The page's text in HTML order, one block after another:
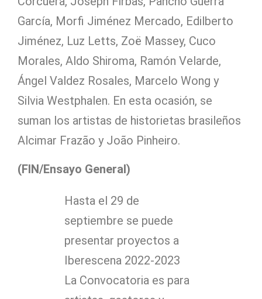
García, Morfi Jiménez Mercado, Edilberto
Jiménez, Luz Letts, Zoë Massey, Cuco
Morales, Aldo Shiroma, Ramón Velarde,
Ángel Valdez Rosales, Marcelo Wong y
Silvia Westphalen. En esta ocasión, se
suman los artistas de historietas brasileños
Alcimar Frazão y João Pinheiro.
(FIN/Ensayo General)
Hasta el 29 de
septiembre se puede
presentar proyectos a
Iberescena 2022-2023
La Convocatoria es para